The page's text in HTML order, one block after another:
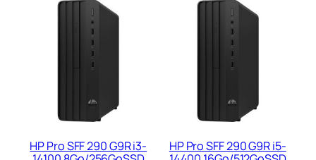
HP Pro SFF 290 G9R i3-
HP Pro SFF 290 G9R i5-